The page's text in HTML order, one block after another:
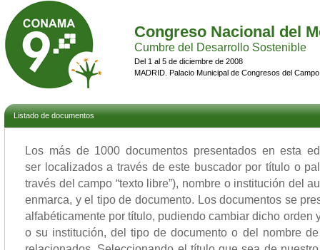
Congreso Nacional del
Cumbre del Desarrollo Sostenible
Del 1 al 5 de diciembre de 2008
MADRID. Palacio Municipal de Congresos del
Listado de documentos
Los más de 1000 documentos presentados en esta
ser localizados a través de este buscador por título o
través del campo “texto libre”), nombre o institución del
enmarca, y el tipo de documento. Los documentos se
alfabéticamente por título, pudiendo cambiar dicho orden
o su institución, del tipo de documento o del nombre